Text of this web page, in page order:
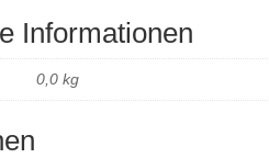
Informationen
0,0 kg